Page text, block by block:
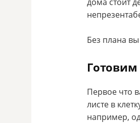
Без плана
Готовим
Первое что
листе в
например,